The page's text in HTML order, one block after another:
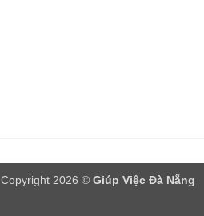
Copyright 2026 © Giúp Việc Đà Nẵng